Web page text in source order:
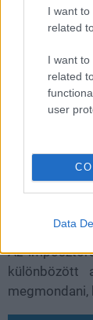
I want
related
I want
related
user
Data
Egy Twitch
koncepcióját
sütiket
méghozzá
finomság
ami a csípős
azonban
de ahhoz
Az
különbözött
megmondani,